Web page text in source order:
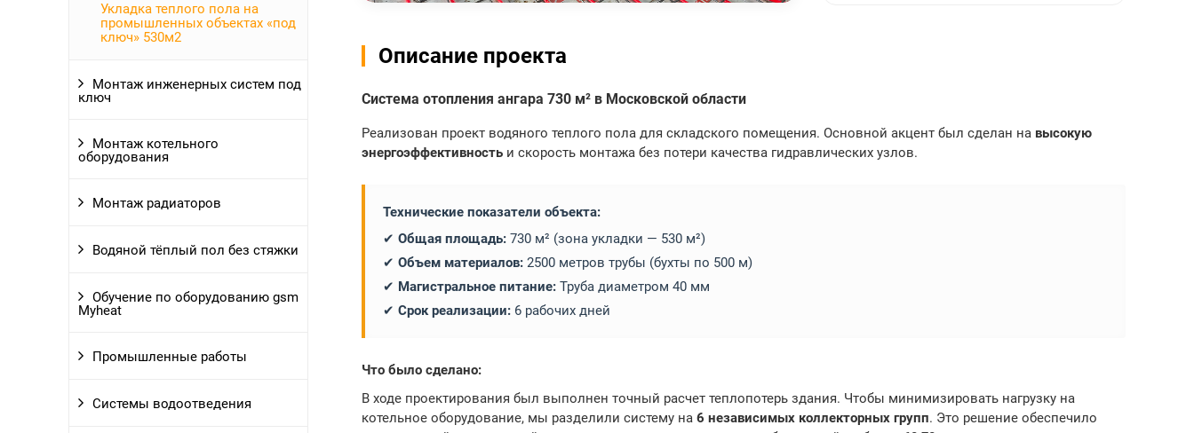
Укладка теплого пола на
промышленных объектах «под
ключ» 530м2
Монтаж инженерных систем под
ключ
Монтаж котельного
оборудования
Монтаж радиаторов
Водяной тёплый пол без стяжки
Обучение по оборудованию gsm
Myheat
Промышленные работы
Системы водоотведения
Описание проекта
Система отопления ангара 730 м² в Московской области
Реализован проект водяного теплого пола для складского помещения. Основной акцент был сделан на высокую
энергоэффективность и скорость монтажа без потери качества гидравлических узлов.
Технические показатели объекта:
✔ Общая площадь: 730 м² (зона укладки — 530 м²)
✔ Объем материалов: 2500 метров трубы (бухты по 500 м)
✔ Магистральное питание: Труба диаметром 40 мм
✔ Срок реализации: 6 рабочих дней
Что было сделано:
В ходе проектирования был выполнен точный расчет теплопотерь здания. Чтобы минимизировать нагрузку на
котельное оборудование, мы разделили систему на 6 независимых коллекторных групп. Это решение обеспечило